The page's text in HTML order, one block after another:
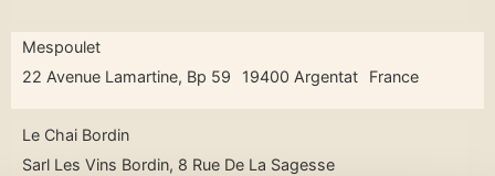
Mespoulet
22 Avenue Lamartine, Bp 59
19400 Argentat France
Le Chai Bordin
Sarl Les Vins Bordin, 8 Rue De La Sagesse